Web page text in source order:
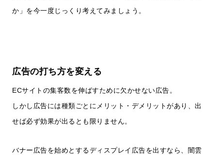
か」を今一度じっくり考えてみましょう。
広告の打ち方を変える
ECサイトの集客数を伸ばすために欠かせない広告。
しかし広告には種類ごとにメリット・デメリットがあり、出
せば必ず効果が出るとも限りません。
バナー広告を始めとするディスプレイ広告を出すなら、闇雲